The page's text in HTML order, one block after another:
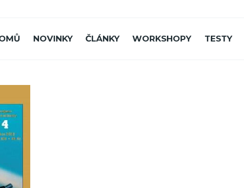
NOVINKY ČLÁNKY WORKSHOPY TESTY